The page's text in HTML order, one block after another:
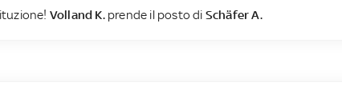
Volland K.prende il posto di Schäfer A.